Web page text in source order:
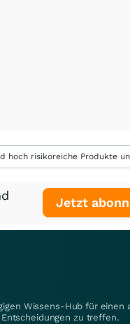
risikoreiche Produkte
Jetzt
Wissens-Hub für
zu treffen.